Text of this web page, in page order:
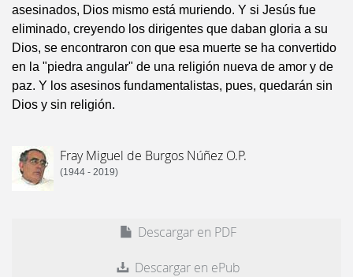
asesinados, Dios mismo está muriendo. Y si Jesús fue
eliminado, creyendo los dirigentes que daban gloria a su
Dios, se encontraron con que esa muerte se ha convertido
en la "piedra angular" de una religión nueva de amor y de
paz. Y los asesinos fundamentalistas, pues, quedarán sin
Dios y sin religión.
Fray Miguel de Burgos Núñez O.P.
(1944 - 2019)
Descargar en PDF
Descargar en ePub